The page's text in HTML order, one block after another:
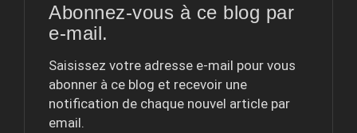
Abonnez-vous à ce blog par
e-mail.
Saisissez votre adresse e-mail pour vous
abonner à ce blog et recevoir une
notification de chaque nouvel article par
email.